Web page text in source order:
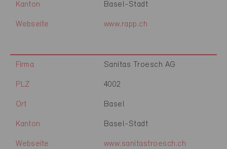
Kanton Basel-Stadt
Webseite www.rapp.ch
Firma Sanitas Troesch AG
PLZ 4002
Ort Basel
Kanton Basel-Stadt
Webseite www.sanitastroesch.ch